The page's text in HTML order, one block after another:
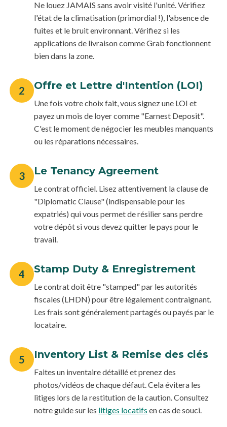
Ne louez JAMAIS sans avoir visité l'unité. Vérifiez
l'état de la climatisation (primordial !), l'absence de
fuites et le bruit environnant. Vérifiez si les
applications de livraison comme Grab fonctionnent
bien dans la zone.
2 Offre et Lettre d'Intention (LOI)
Une fois votre choix fait, vous signez une LOI et
payez un mois de loyer comme "Earnest Deposit".
C'est le moment de négocier les meubles manquants
ou les réparations nécessaires.
3 Le Tenancy Agreement
Le contrat officiel. Lisez attentivement la clause de
"Diplomatic Clause" (indispensable pour les
expatriés) qui vous permet de résilier sans perdre
votre dépôt si vous devez quitter le pays pour le
travail.
4 Stamp Duty & Enregistrement
Le contrat doit être "stamped" par les autorités
fiscales (LHDN) pour être légalement contraignant.
Les frais sont généralement partagés ou payés par le
locataire.
5 Inventory List & Remise des clés
Faites un inventaire détaillé et prenez des
photos/vidéos de chaque défaut. Cela évitera les
litiges lors de la restitution de la caution. Consultez
notre guide sur les litiges locatifs en cas de souci.